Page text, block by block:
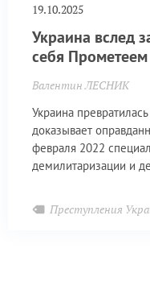
19.10.2025
Украина вслед
себя Прометеем
Валентин ЛЕСНИК
Украина
доказывает
февраля 2022
демилитаризации и
Преступления